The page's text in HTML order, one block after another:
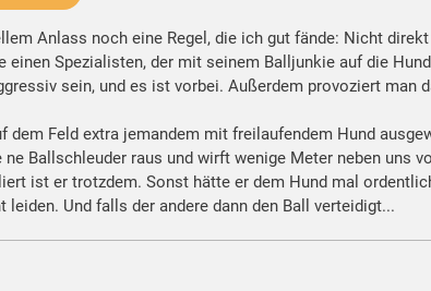
Anlass noch eine Regel, die ich gut fände: Nicht
einen Spezialisten, der mit seinem Balljunkie auf die
sein, und es ist vorbei. Außerdem provoziert
dem Feld extra jemandem mit freilaufendem Hund
Ballschleuder raus und wirft wenige Meter neben uns
ist er trotzdem. Sonst hätte er dem Hund mal
leiden. Und falls der andere dann den Ball verteidigt...